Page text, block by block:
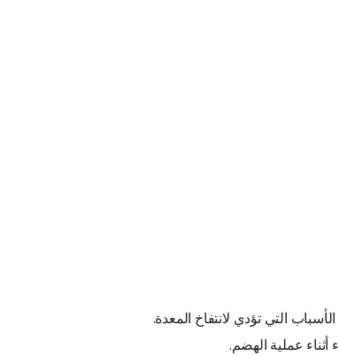
التي تؤدي لانتفاخ المعدة.
عملية الهضم.